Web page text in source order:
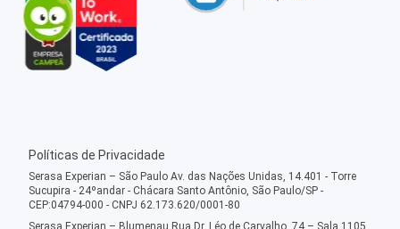
Políticas de Privacidade
Serasa Experian – São Paulo Av. das Nações Unidas, 14.401 - Torre
Sucupira - 24ºandar - Chácara Santo Antônio, São Paulo/SP -
CEP:04794-000 - CNPJ 62.173.620/0001-80
Serasa Experian – Blumenau Rua Dr. Léo de Carvalho, 74 – Sala 1105